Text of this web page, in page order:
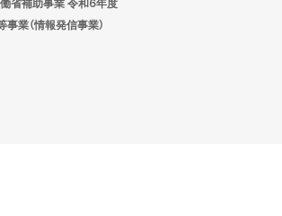
省補助事業 令和6年度
業（情報発信事業）